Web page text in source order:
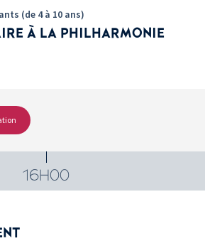
(de 4 à 10 ans)
À LA PHILHARMONIE
16H00